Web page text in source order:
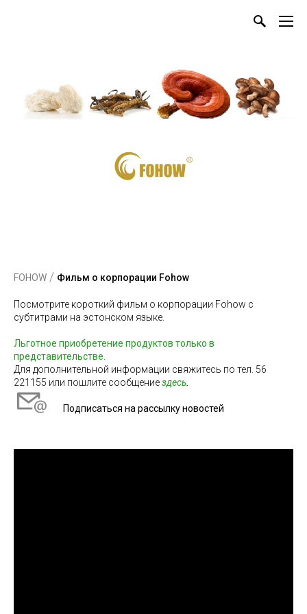
FOHOW / Фильм о корпорации Fohow
Посмотрите короткий фильм о корпорации Fohow с
субтитрами на эстонском языке.
Льготное приобретение продуктов только в
представительстве
Для дополнительной информации свяжитесь по тел. 56
221155 или пошлите сообщениездесь
Подписаться на рассылку новостей